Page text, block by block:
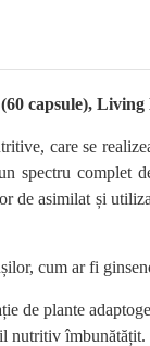
capsule),
care se
spectru
asimilat și
cum ar fi
plante
nutritiv îmbunătățit.